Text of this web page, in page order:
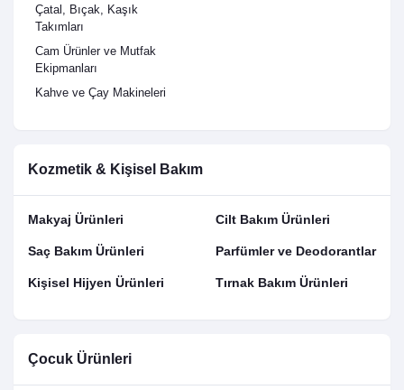
Çatal, Bıçak, Kaşık
Takımları
Cam Ürünler ve Mutfak
Ekipmanları
Kahve ve Çay Makineleri
Kozmetik & Kişisel Bakım
Makyaj Ürünleri Cilt Bakım Ürünleri
Saç Bakım Ürünleri Parfümler ve Deodorantlar
Kişisel Hijyen Ürünleri Tırnak Bakım Ürünleri
Çocuk Ürünleri